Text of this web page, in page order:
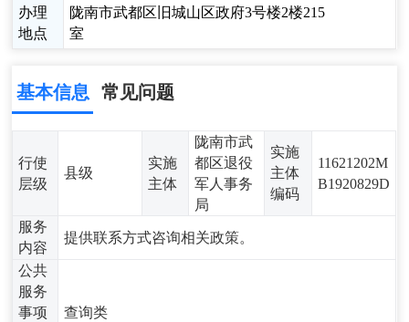
办理
地点
陇南市武都区旧城山区政府3号楼2楼215
室
基本信息 常见问题
行使
层级
县级
实施
主体
陇南市武
都区退役
军人事务
局
实施
主体
编码
11621202M
B1920829D
服务
内容
提供联系方式咨询相关政策。
公共
服务
事项
查询类